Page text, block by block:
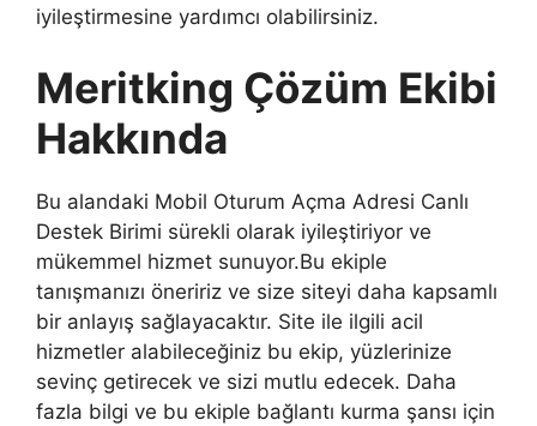
iyileştirmesine yardımcı olabilirsiniz.
Meritking Çözüm Ekibi
Hakkında
Bu alandaki Mobil Oturum Açma Adresi Canlı
Destek Birimi sürekli olarak iyileştiriyor ve
mükemmel hizmet sunuyor.Bu ekiple
tanışmanızı öneririz ve size siteyi daha kapsamlı
bir anlayış sağlayacaktır. Site ile ilgili acil
hizmetler alabileceğiniz bu ekip, yüzlerinize
sevinç getirecek ve sizi mutlu edecek. Daha
fazla bilgi ve bu ekiple bağlantı kurma şansı için